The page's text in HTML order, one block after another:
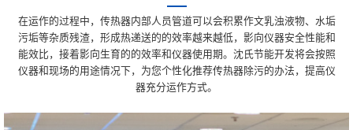
在运作的过程中，传热器内部人员管道可以会积累作文乳浊液物、水垢
污垢等杂质残渣，形成热递送的的效率越来越低，影向仪器安全性能和
能效比，接着影向生育的的效率和仪器使用期。沈氏节能开发将会按照
仪器和现场的用途情况下，为您个性化推荐传热器除污的办法，提高仪
器充分运作方式。